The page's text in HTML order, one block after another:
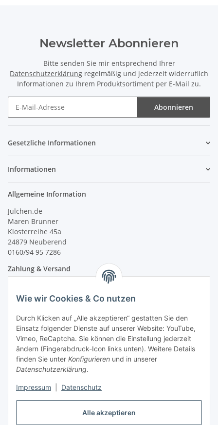
Alle akzeptieren
Wie wir Cookies & Co nutzen
Durch Klicken auf „Alle akzeptieren“ gestatten Sie den
Einsatz folgender Dienste auf unserer Website: YouTube,
Vimeo, ReCaptcha. Sie können die Einstellung jederzeit
ändern (Fingerabdruck-Icon links unten). Weitere Details
finden Sie unter Konfigurieren und in unserer
Datenschutzerklärung.
Impressum Datenschutz
Newsletter Abonnieren
Bitte senden Sie mir entsprechend Ihrer
Datenschutzerklärung regelmäßig und jederzeit widerruflich
Informationen zu Ihrem Produktsortiment per E-Mail zu.
Abonnieren
Gesetzliche Informationen
Informationen
Allgemeine Information
Julchen.de
Maren Brunner
Klosterreihe 45a
24879 Neuberend
0160/94 95 7286
Zahlung & Versand
Vertrag widerrufen